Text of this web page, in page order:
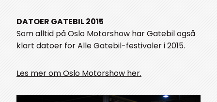
DATOER GATEBIL 2015
Som alltid på Oslo Motorshow har Gatebil også
klart datoer for Alle Gatebil-festivaler i 2015.
Les mer om Oslo Motorshow her.